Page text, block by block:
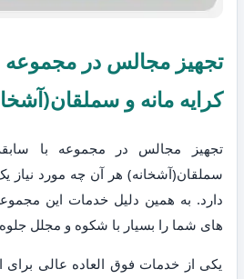
تجهیز مجالس در
کرایه مانه و
تجهیز مجالس در مجموعه با
سملقان(آشخانه) هر آن چه مورد نیاز
دارد. به همین دلیل خدمات این
های شما را بسیار با شکوه و مجلل
یکی از خدمات فوق العاده عالی